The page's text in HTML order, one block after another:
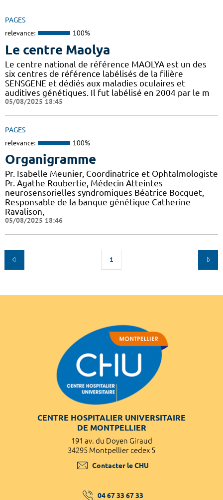
PAGES
relevance: 100%
Le centre Maolya
Le centre national de référence MAOLYA est un des
six centres de référence labélisés de la filière
SENSGENE et dédiés aux maladies oculaires et
auditives génétiques. Il fut labélisé en 2004 par le m
05/08/2025 18:45
PAGES
relevance: 100%
Organigramme
Pr. Isabelle Meunier, Coordinatrice et Ophtalmologiste
Pr. Agathe Roubertie, Médecin Atteintes
neurosensorielles syndromiques Béatrice Bocquet,
Responsable de la banque génétique Catherine
Ravalison,
05/08/2025 18:46
1
CENTRE HOSPITALIER UNIVERSITAIRE
DE MONTPELLIER
191 av. du Doyen Giraud
34295 Montpellier cedex 5
Contacter le CHU
04 67 33 67 33